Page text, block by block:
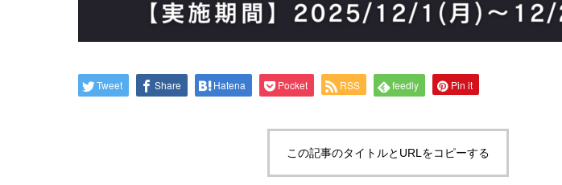
Tweet Share Hatena Pocket RSS feedly Pin it
この記事のタイトルとURLをコピーする